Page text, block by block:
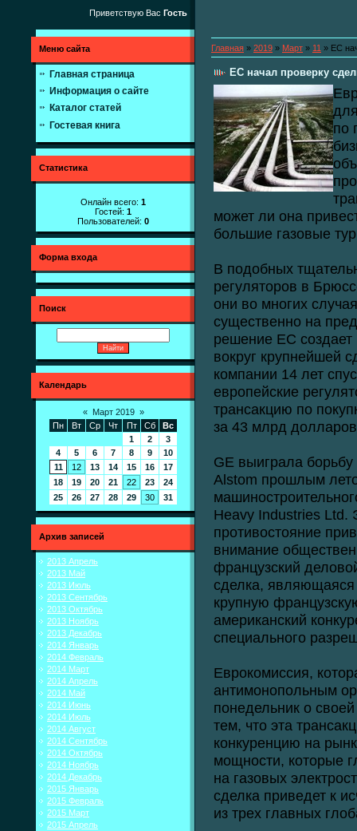
Приветствую Вас Гость
Меню сайта
Главная страница
Информация о сайте
Каталог статей
Гостевая книга
Статистика
Онлайн всего: 1
Гостей: 1
Пользователей: 0
Форма входа
Поиск
Календарь
« Март 2019 »
Пн
Вт Ср Чт Пт Сб
Вс
1
2
3
4
5 6 7 8 9
10
11
12 13 14 15 16
17
18
19 20 21 22 23
24
25
26 27 28 29 30 31
Архив записей
2013 Апрель
2013 Май
2013 Июль
2013 Сентябрь
2013 Октябрь
2013 Ноябрь
2013 Декабрь
2014 Январь
2014 Февраль
2014 Март
2014 Апрель
2014 Май
2014 Июнь
2014 Июль
2014 Август
2014 Сентябрь
2014 Октябрь
2014 Ноябрь
2014 Декабрь
2015 Январь
2015 Февраль
2015 Март
2015 Апрель
Главная » 2019 » Март » 11 » ЕС
ЕС начал проверку
по
может ли она
большие газовые
В подобных
регуляторов в
они во многих
существенно на
решение ЕС создает
вокруг крупнейшей
компании 14 лет
европейские
трансакцию по
за 43 млрд
GE выиграла борьбу
Alstom прошлым
Heavy Industries Ltd.
противостояние
внимание
французский
сделка, являющаяся
крупную
американский
специального
Еврокомиссия,
антимонопольным
понедельник о
тем, что эта
конкуренцию на
мощности, которые
на газовых
сделка приведет к
из трех главных